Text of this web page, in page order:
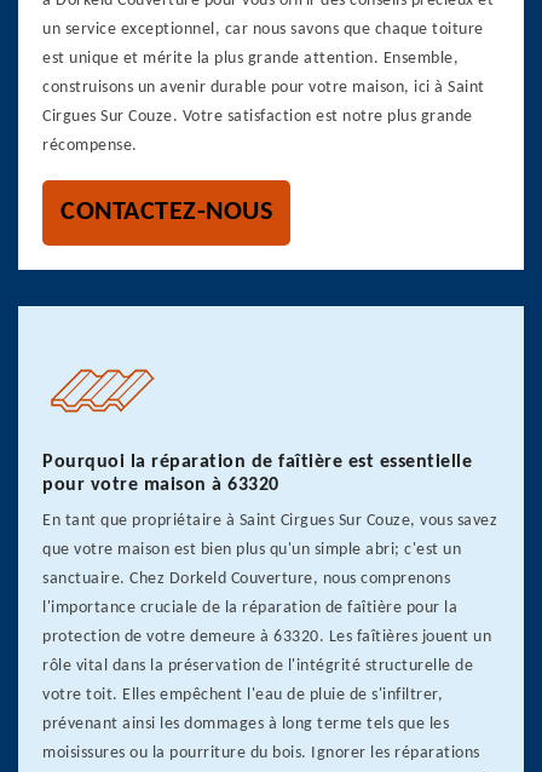
un service exceptionnel, car nous savons que chaque toiture
est unique et mérite la plus grande attention. Ensemble,
construisons un avenir durable pour votre maison, ici à Saint
Cirgues Sur Couze. Votre satisfaction est notre plus grande
récompense.
CONTACTEZ-NOUS
Pourquoi la réparation de faîtière est essentielle
pour votre maison à 63320
En tant que propriétaire à Saint Cirgues Sur Couze, vous savez
que votre maison est bien plus qu'un simple abri; c'est un
sanctuaire. Chez Dorkeld Couverture, nous comprenons
l'importance cruciale de la réparation de faîtière pour la
protection de votre demeure à 63320. Les faîtières jouent un
rôle vital dans la préservation de l'intégrité structurelle de
votre toit. Elles empêchent l'eau de pluie de s'infiltrer,
prévenant ainsi les dommages à long terme tels que les
moisissures ou la pourriture du bois. Ignorer les réparations